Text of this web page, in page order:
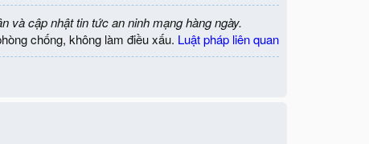
và cập nhật tin tức an ninh mạng hàng ngày.
chống, không làm điều xấu. Luật pháp liên quan